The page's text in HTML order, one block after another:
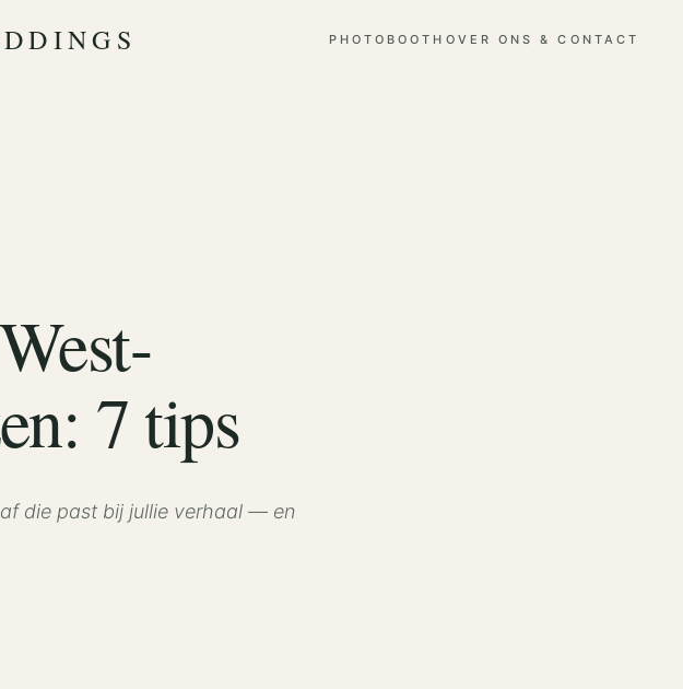
PHOTOBOOTH OVER ONS & CONTACT
7 tips
die past bij jullie verhaal — en